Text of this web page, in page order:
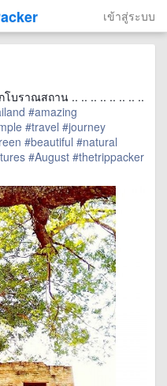
เข้าสู่ระบบ
บราณสถาน .. .. .. .. .. .. .. ..
#amazing
#travel #journey
#beautiful #natural
#August #thetrippacker